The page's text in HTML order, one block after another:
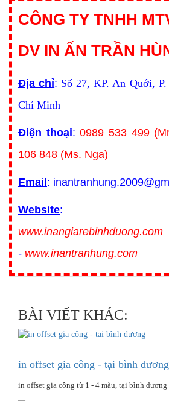
CÔNG TY TNHH
DV IN ẤN TRẦN
Địa chỉ: Số 27, KP. An Quới,
Chí Minh
Điện thoại:0989 533 499
106 848 (Ms. Nga)
Email :
Website:
www.inangiarebinhduong.com
- www.inantranhung.com
BÀI VIẾT KHÁC:
in offset gia công - tại bình dương
in offset gia công từ 1 - 4 màu, tại bình dương